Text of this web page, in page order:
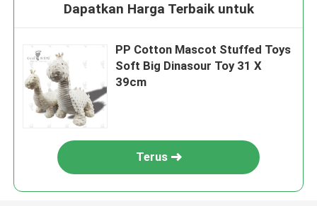
Dapatkan Harga Terbaik untuk
PP Cotton Mascot Stuffed Toys
Soft Big Dinasour Toy 31 X
39cm
Terus